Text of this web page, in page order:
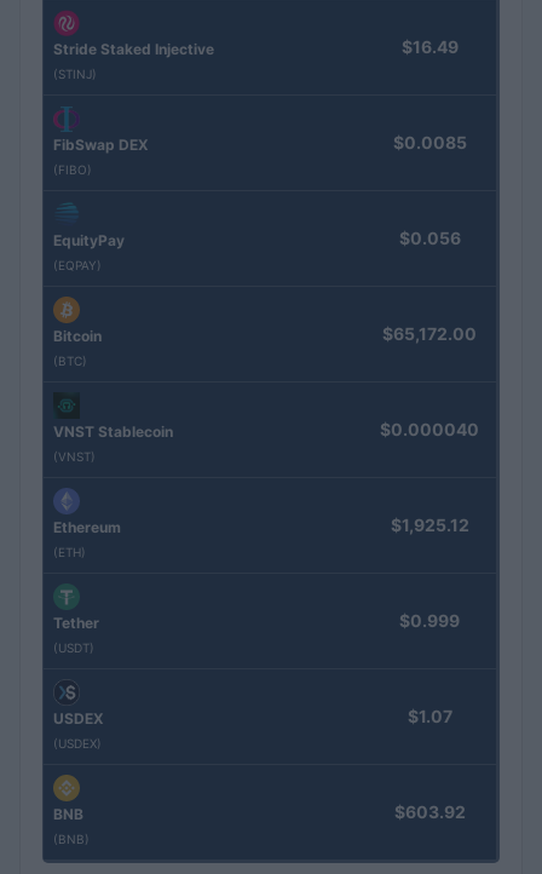
Stride Staked Injective
(STINJ)
$16.49
FibSwap DEX
(FIBO)
$0.0085
EquityPay
(EQPAY)
$0.056
Bitcoin
(BTC)
$65,172.00
VNST Stablecoin
(VNST)
$0.000040
Ethereum
(ETH)
$1,925.12
Tether
(USDT)
$0.999
USDEX
(USDEX)
$1.07
BNB
(BNB)
$603.92